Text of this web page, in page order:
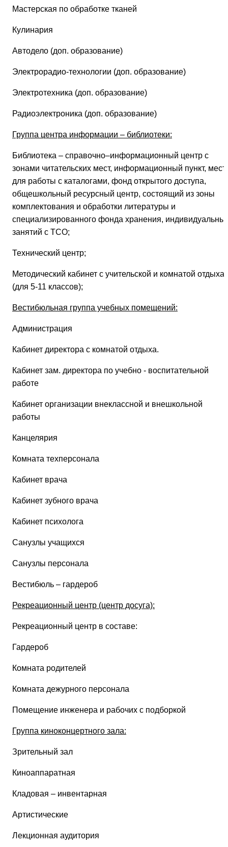
Мастерская по обработке тканей
Кулинария
Автодело (доп. образование)
Электрорадио-технологии (доп. образование)
Электротехника (доп. образование)
Радиоэлектроника (доп. образование)
Группа центра информации – библиотеки:
Библиотека – справочно–информационный центр с
зонами читательских мест, информационный пункт,
для работы с каталогами, фонд открытого доступа,
общешкольный ресурсный центр, состоящий из зоны
комплектования и обработки литературы и
специализированного фонда хранения,
занятий с ТСО;
Технический центр;
Методический кабинет с учительской и комнатой отдыха
(для 5-11 классов);
Вестибюльная группа учебных помещений:
Администрация
Кабинет директора с комнатой отдыха.
Кабинет зам. директора по учебно - воспитательной
работе
Кабинет организации внеклассной и внешкольной
работы
Канцелярия
Комната техперсонала
Кабинет врача
Кабинет зубного врача
Кабинет психолога
Санузлы учащихся
Санузлы персонала
Вестибюль – гардероб
Рекреационный центр (центр досуга):
Рекреационный центр в составе:
Гардероб
Комната родителей
Комната дежурного персонала
Помещение инженера и рабочих с подборкой
Группа киноконцертного зала:
Зрительный зал
Киноаппаратная
Кладовая – инвентарная
Артистические
Лекционная аудитория